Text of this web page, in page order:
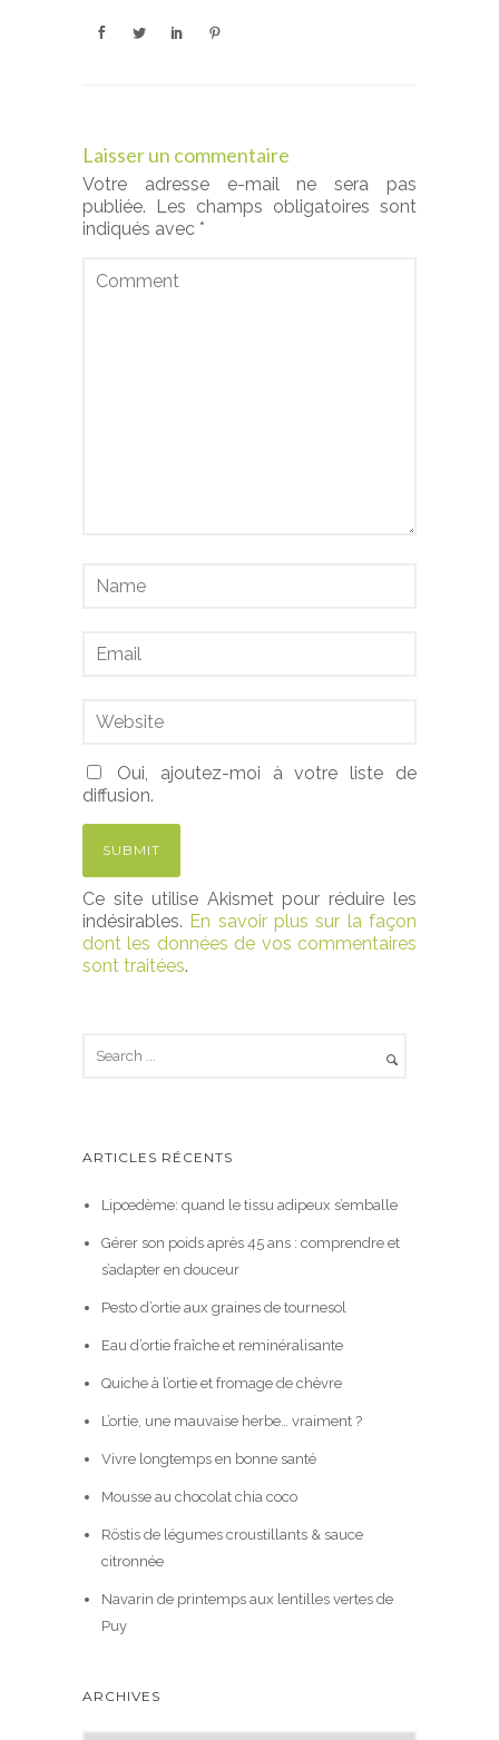
Laisser un commentaire
Votre adresse e-mail ne sera pas
publiée.
Les champs obligatoires sont
indiqués avec *
Oui, ajoutez-moi à votre liste de
diffusion.
Ce site utilise Akismet pour réduire les
indésirables. En savoir plus sur la façon
dont les données de vos commentaires
sont traitées.
ARTICLES RÉCENTS
Lipœdème: quand le tissu adipeux s’emballe
Gérer son poids après 45 ans : comprendre et
s’adapter en douceur
Pesto d’ortie aux graines de tournesol
Eau d’ortie fraîche et reminéralisante
Quiche à l’ortie et fromage de chèvre
L’ortie, une mauvaise herbe… vraiment ?
Vivre longtemps en bonne santé
Mousse au chocolat chia coco
Röstis de légumes croustillants & sauce
citronnée
Navarin de printemps aux lentilles vertes de
Puy
ARCHIVES